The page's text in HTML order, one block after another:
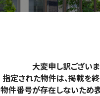
大変申し訳ございま
指定された物件は、掲載を
物件番号が存在しないため